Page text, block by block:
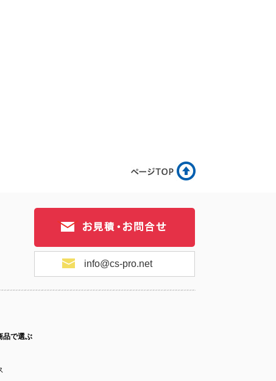
No.12-039 No.12-038
037
info@cs-pro.net
品で選ぶ